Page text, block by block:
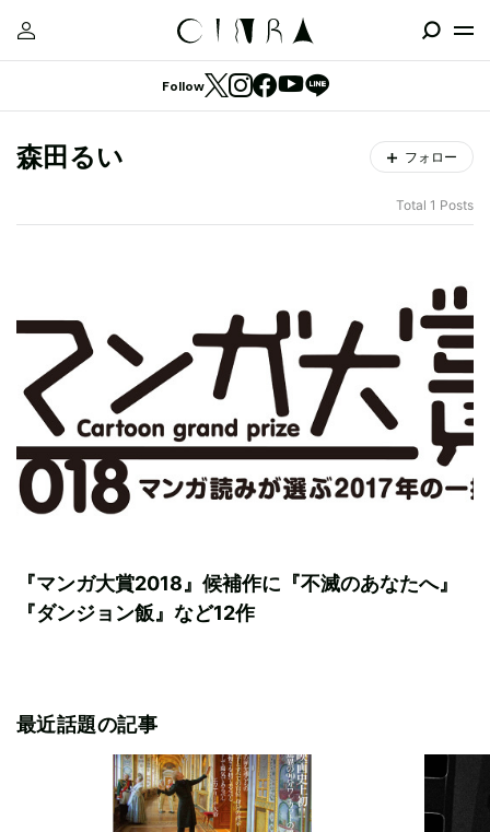
Follow
森田るい フォロー
Total 1 Posts
『マンガ大賞2018』候補作に『不滅のあなたへ』
『ダンジョン飯』など12作
最近話題の記事